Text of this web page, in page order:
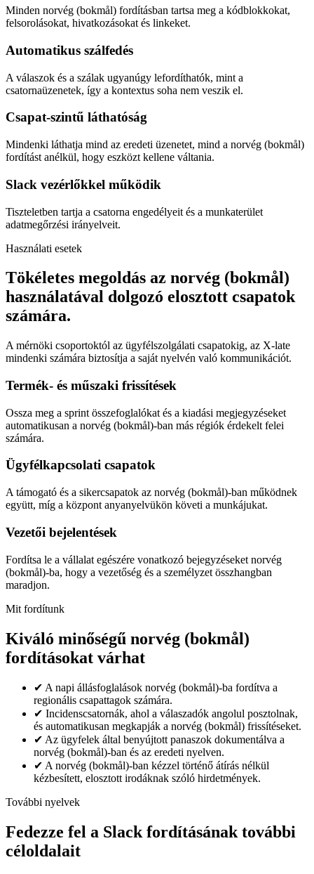
Minden norvég (bokmål) fordításban tartsa meg a kódblokkokat,
felsorolásokat, hivatkozásokat és linkeket.
Automatikus szálfedés
A válaszok és a szálak ugyanúgy lefordíthatók, mint a
csatornaüzenetek, így a kontextus soha nem veszik el.
Csapat-szintű láthatóság
Mindenki láthatja mind az eredeti üzenetet, mind a norvég (bokmål)
fordítást anélkül, hogy eszközt kellene váltania.
Slack vezérlőkkel működik
Tiszteletben tartja a csatorna engedélyeit és a munkaterület
adatmegőrzési irányelveit.
Használati esetek
Tökéletes megoldás az norvég (bokmål)
használatával dolgozó elosztott csapatok
számára.
A mérnöki csoportoktól az ügyfélszolgálati csapatokig, az X-late
mindenki számára biztosítja a saját nyelvén való kommunikációt.
Termék- és műszaki frissítések
Ossza meg a sprint összefoglalókat és a kiadási megjegyzéseket
automatikusan a norvég (bokmål)-ban más régiók érdekelt felei
számára.
Ügyfélkapcsolati csapatok
A támogató és a sikercsapatok az norvég (bokmål)-ban működnek
együtt, míg a központ anyanyelvükön követi a munkájukat.
Vezetői bejelentések
Fordítsa le a vállalat egészére vonatkozó bejegyzéseket norvég
(bokmål)-ba, hogy a vezetőség és a személyzet összhangban
maradjon.
Mit fordítunk
Kiváló minőségű norvég (bokmål)
fordításokat várhat
✔ A napi állásfoglalások norvég (bokmål)-ba fordítva a
regionális csapattagok számára.
✔ Incidenscsatornák, ahol a válaszadók angolul posztolnak,
és automatikusan megkapják a norvég (bokmål) frissítéseket.
✔ Az ügyfelek által benyújtott panaszok dokumentálva a
norvég (bokmål)-ban és az eredeti nyelven.
✔ A norvég (bokmål)-ban kézzel történő átírás nélkül
kézbesített, elosztott irodáknak szóló hirdetmények.
További nyelvek
Fedezze fel a Slack fordításának további
céloldalait